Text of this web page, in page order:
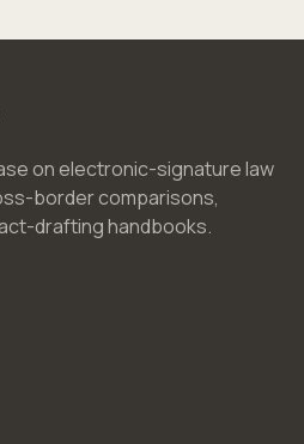
on electronic-signature law
border comparisons,
drafting handbooks.